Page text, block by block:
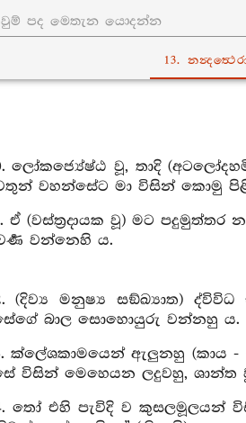
13.
ලෝකජ්‍යේෂ්ඨ වූ, තාදි
වහන්සේට මා විසින් කොමු
ඒ (වස්ත්‍රදායක වූ) මට
වන්නෙහි ය.
(දිව්‍ය මනුෂ්‍ය සඞ්ඛ්‍යාත)
බාල සොහොයුරු වන්නහු ය.
ක්ලේශකාමයෙන් ඇලුනහු (කාය
විසින් මෙහෙයන ලදුවහු, ශාන්ත
තෝ එහි පැවිදි ව කුසලමූලයන්